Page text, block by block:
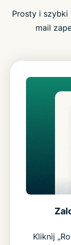
Prosty i szybki
mail
Kliknij